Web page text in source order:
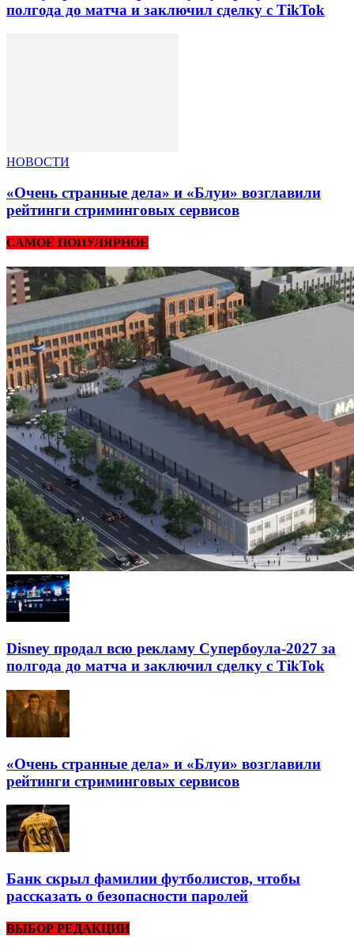
полгода до матча и заключил сделку с TikTok
НОВОСТИ
«Очень странные дела» и «Блуи» возглавили
рейтинги стриминговых сервисов
САМОЕ ПОПУЛЯРНОЕ
Disney продал всю рекламу Супербоула-2027 за
полгода до матча и заключил сделку с TikTok
«Очень странные дела» и «Блуи» возглавили
рейтинги стриминговых сервисов
Банк скрыл фамилии футболистов, чтобы
рассказать о безопасности паролей
ВЫБОР РЕДАКЦИИ